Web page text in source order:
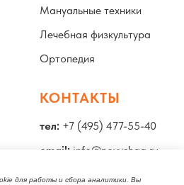
для работы и сбора аналитики. Вы
Мануальные техники
Лечебная физкультура
Ортопедия
КОНТАКТЫ
тел: +7 (495) 477-55-40
email: info@novyshag.ru
адрес:
Москва, улица